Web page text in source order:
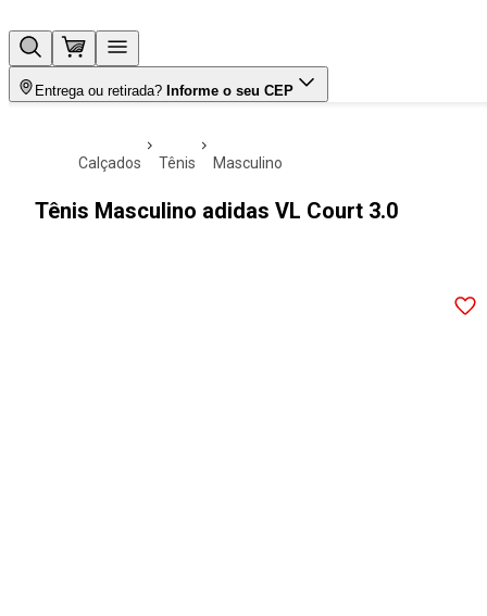
Entrega ou retirada? Informe o seu CEP
calçados tênis masculino
Tênis Masculino adidas VL Court 3.0